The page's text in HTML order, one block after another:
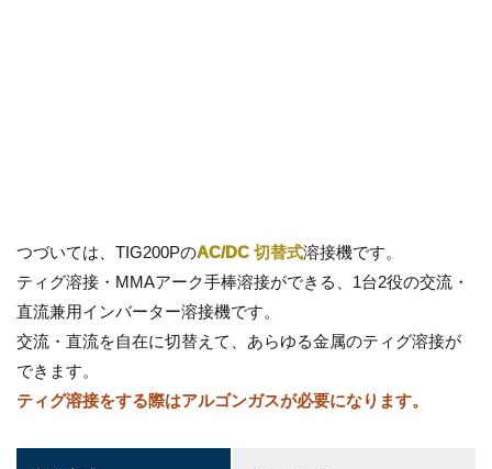
つづいては、TIG200PのAC/DC 切替式溶接機です。
ティグ溶接・MMAアーク手棒溶接ができる、1台2役の交流・
直流兼用インバーター溶接機です。
交流・直流を自在に切替えて、あらゆる金属のティグ溶接が
できます。
ティグ溶接をする際はアルゴンガスが必要になります。